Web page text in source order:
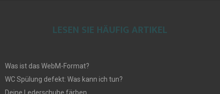
LESEN SIE HÄUFIG ARTIKEL
Was ist das WebM-Format?
WC Spülung defekt: Was kann ich tun?